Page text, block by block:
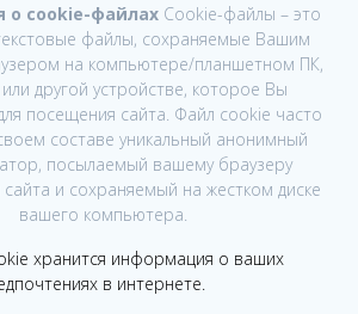
о cookie-файлахCookie-файлы – это
файлы, сохраняемые Вашим
на компьютере/планшетном ПК,
другой устройстве, которое Вы
посещения сайта. Файл cookie часто
составе уникальный анонимный
посылаемый вашему браузеру
и сохраняемый на жестком диске
вашего компьютера.
хранится информация о ваших
в интернете.